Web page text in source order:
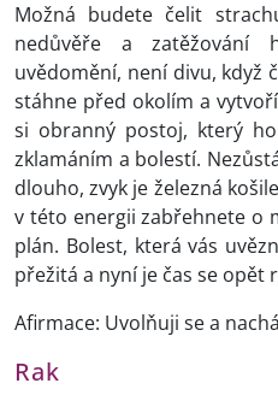
Možná budete čelit
nedůvěře a zatěžování
uvědomění, není divu, když
stáhne před okolím a
si obranný postoj, který
zklamáním a bolestí.
dlouho, zvyk je železná
v této energii zabřehnete o
plán. Bolest, která vás
přežitá a nyní je čas se opět
Afirmace: Uvolňuji se a
Rak